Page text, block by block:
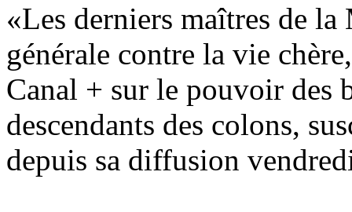
«Les derniers maîtres de
générale contre la vie
Canal + sur le pouvoir des
descendants des colons,
depuis sa diffusion